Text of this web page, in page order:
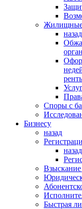
назад
Cпоры с
Бизнесу
назад
назад
Взыскание
Быстрая